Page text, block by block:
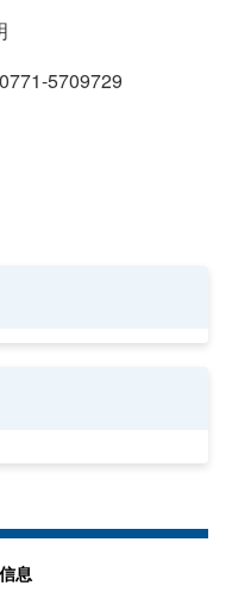
5709729
息